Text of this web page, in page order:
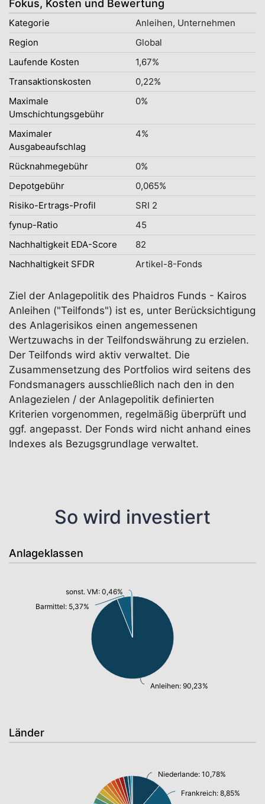
Fokus, Kosten und Bewertung
Kategorie
Anleihen, Unternehmen
Region
Global
Laufende Kosten
1,67%
Transaktionskosten
0,22%
Maximale
Umschichtungsgebühr
0%
Maximaler
Ausgabeaufschlag
4%
Rücknahmegebühr
0%
Depotgebühr
0,065%
Risiko-Ertrags-Profil
SRI 2
fynup-Ratio
45
Nachhaltigkeit EDA-Score
82
Nachhaltigkeit SFDR
Artikel-8-Fonds
Ziel der Anlagepolitik des Phaidros Funds - Kairos
Anleihen ("Teilfonds") ist es, unter Berücksichtigung
des Anlagerisikos einen angemessenen
Wertzuwachs in der Teilfondswährung zu erzielen.
Der Teilfonds wird aktiv verwaltet. Die
Zusammensetzung des Portfolios wird seitens des
Fondsmanagers ausschließlich nach den in den
Anlagezielen / der Anlagepolitik definierten
Kriterien vorgenommen, regelmäßig überprüft und
ggf. angepasst. Der Fonds wird nicht anhand eines
Indexes als Bezugsgrundlage verwaltet.
So wird investiert
Anlageklassen
Anleihen: 90,23%
Barmittel: 5,37%
sonst. VM: 0,46%
Länder
Niederlande: 10,78%
Frankreich: 8,85%